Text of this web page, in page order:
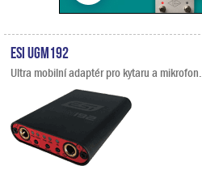
ESI UGM192
Ultra mobilní adaptér pro kytaru a mikrofon.